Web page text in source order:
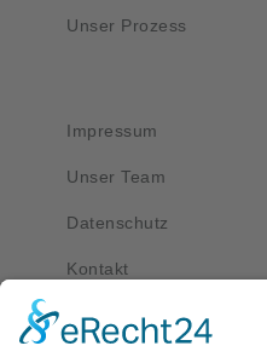
Unser Prozess
Impressum
Unser Team
Datenschutz
Kontakt
Kontakt